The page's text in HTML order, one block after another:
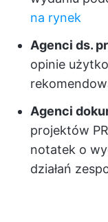
na rynek
Agenci ds.
opinie
Agenci
projektów
notatek o
działań